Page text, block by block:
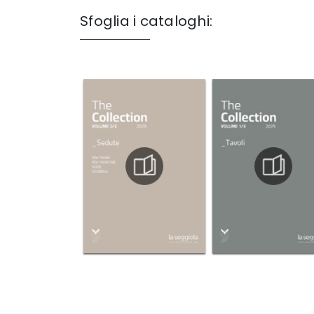
Sfoglia i cataloghi: